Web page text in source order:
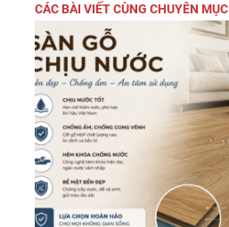
CÁC BÀI VIẾT CÙNG CHUYÊN MỤC